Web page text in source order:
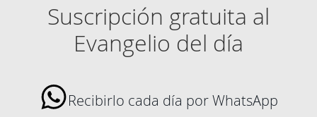
Suscripción gratuita al
Evangelio del día
Recibirlo cada día por WhatsApp